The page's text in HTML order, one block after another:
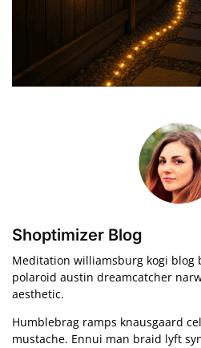
Shoptimizer Blog
Meditation williamsburg kogi blog
polaroid austin dreamcatcher
aesthetic.
Humblebrag ramps knausgaard
mustache. Ennui man braid lyft